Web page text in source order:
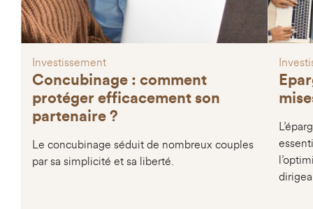
Investissement
Concubinage : comment
protéger efficacement son
partenaire ?
Le concubinage séduit de nombreux couples
par sa simplicité et sa liberté.